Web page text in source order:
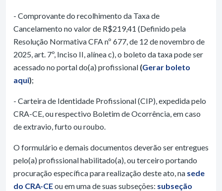
- Comprovante do recolhimento da Taxa de
Cancelamento no valor de R$219,41 (Definido pela
Resolução Normativa CFA nº 677, de 12 de novembro de
2025, art. 7º, Inciso II, alínea c), o boleto da taxa pode ser
acessado no portal do(a) profissional (Gerar boleto
aqui);
- Carteira de Identidade Profissional (CIP), expedida pelo
CRA-CE, ou respectivo Boletim de Ocorrência, em caso
de extravio, furto ou roubo.
O formulário e demais documentos deverão ser entregues
pelo(a) profissional habilitado(a), ou terceiro portando
procuração específica para realização deste ato, na sede
do CRA-CEou em uma de suas subseções: subseção